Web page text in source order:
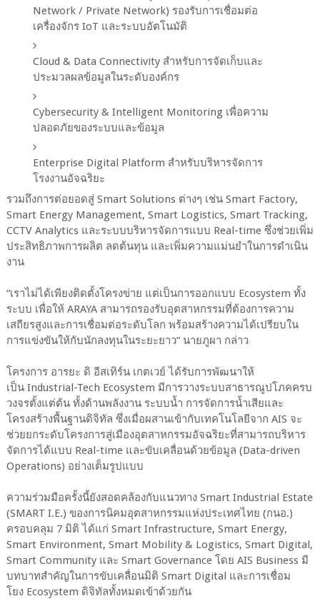
Network / Private Network) รองรับการเชื่อมต่อ
เครื่องจักร IoT และระบบอัตโนมัติ
Cloud & Data Connectivity สำหรับการจัดเก็บและ
ประมวลผลข้อมูลในระดับองค์กร
Cybersecurity & Intelligent Monitoring เพื่อความ
ปลอดภัยของระบบและข้อมูล
Enterprise Digital Platform สำหรับบริหารจัดการ
โรงงานอัจฉริยะ
รวมถึงการต่อยอดสู่ Smart Solutions ต่างๆ เช่น Smart Factory,
Smart Energy Management, Smart Logistics, Smart Tracking,
CCTV Analytics และระบบบริหารจัดการแบบ Real-time ซึ่งช่วยเพิ่ม
ประสิทธิภาพการผลิต ลดต้นทุน และเพิ่มความแม่นยำในการดำเนิน
งาน
“เราไม่ได้เพียงติดตั้งโครงข่าย แต่เป็นการออกแบบ Ecosystem ทั้ง
ระบบ เพื่อให้ ARAYA สามารถรองรับอุตสาหกรรมที่ต้องการความ
เสถียรสูงและการเชื่อมต่อระดับโลก พร้อมสร้างความได้เปรียบใน
การแข่งขันให้กับนักลงทุนในระยะยาว” นายภูผา กล่าว
โครงการ อารยะ ดิ อีสเทิร์น เกตเวย์ ได้รับการพัฒนาให้
เป็น Industrial-Tech Ecosystem มีการวางระบบสาธารณูปโภคครบ
วงจรตั้งแต่ต้น ทั้งด้านพลังงาน ระบบน้ำ การจัดการน้ำเสียและ
โครงสร้างพื้นฐานดิจิทัล ซึ่งเมื่อผสานเข้ากับเทคโนโลยีจาก AIS จะ
ช่วยยกระดับโครงการสู่เมืองอุตสาหกรรมอัจฉริยะที่สามารถบริหาร
จัดการได้แบบ Real-time และขับเคลื่อนด้วยข้อมูล (Data-driven
Operations) อย่างเต็มรูปแบบ
ความร่วมมือครั้งนี้ยังสอดคล้องกับแนวทาง Smart Industrial Estate
(SMART I.E.) ของการนิคมอุตสาหกรรมแห่งประเทศไทย (กนอ.)
ครอบคลุม 7 มิติ ได้แก่ Smart Infrastructure, Smart Energy,
Smart Environment, Smart Mobility & Logistics, Smart Digital,
Smart Community และ Smart Governance โดย AIS Business มี
บทบาทสำคัญในการขับเคลื่อนมิติ Smart Digital และการเชื่อม
โยง Ecosystem ดิจิทัลทั้งหมดเข้าด้วยกัน